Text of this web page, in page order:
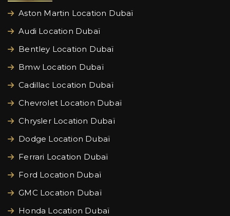
Aston Martin Location Dubaï
Audi Location Dubaï
Bentley Location Dubaï
Bmw Location Dubaï
Cadillac Location Dubaï
Chevrolet Location Dubaï
Chrysler Location Dubaï
Dodge Location Dubaï
Ferrari Location Dubaï
Ford Location Dubaï
GMC Location Dubaï
Honda Location Dubaï